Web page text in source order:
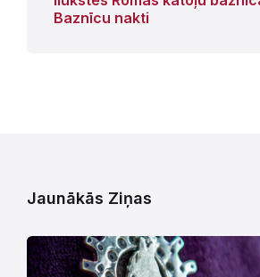
Baznīcu nakti
Jaunākās Ziņas